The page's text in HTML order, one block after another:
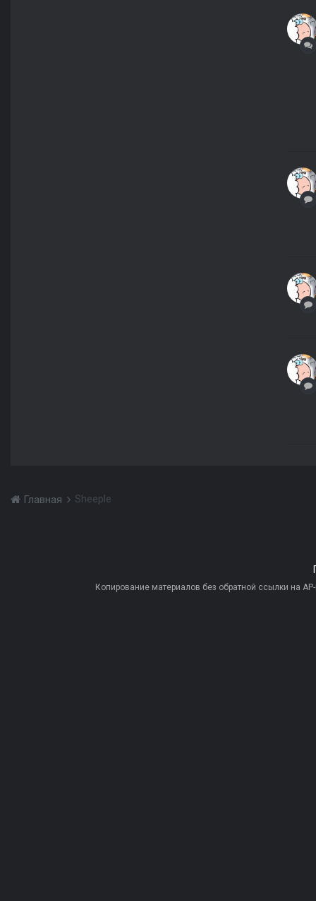
Главная Sheeple
Копирование материалов без обратной ссылки на